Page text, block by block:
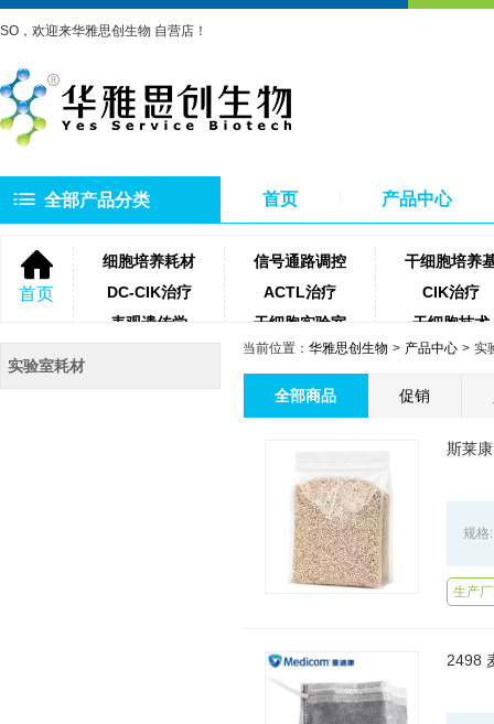
SO，欢迎来华雅思创生物 自营店！
全部产品分类 首页 产品中心
首页
细胞培养耗材 信号通路调控
干细胞培养
DC-CIK治疗
ACTL治疗
CIK治疗
表观遗传学
干细胞实验室
干细胞技术
微生物培养基
琼脂糖
牛血清
测序相关试剂耗材 PCR相关试
实验室耗材
当前位置： 华雅思创生物 产品中心 实
全部商品 促销
斯莱
规格:
生产
2498